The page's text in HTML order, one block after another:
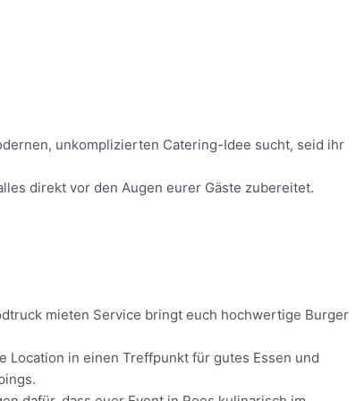
unkomplizierten Catering-Idee sucht, seid ihr
direkt vor den Augen eurer Gäste zubereitet.
mieten Service bringt euch hochwertige Burger
Location in einen Treffpunkt für gutes Essen und